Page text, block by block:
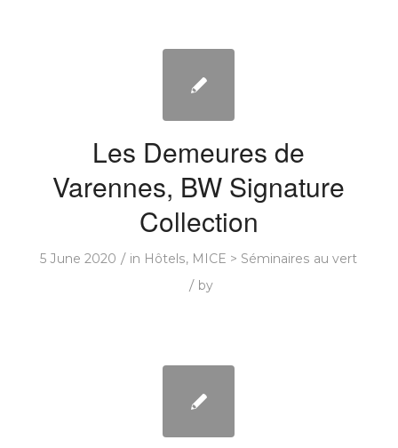
Les Demeures de
Varennes, BW Signature
Collection
5 June 2020 / in Hôtels, MICE > Séminaires au vert
/ by